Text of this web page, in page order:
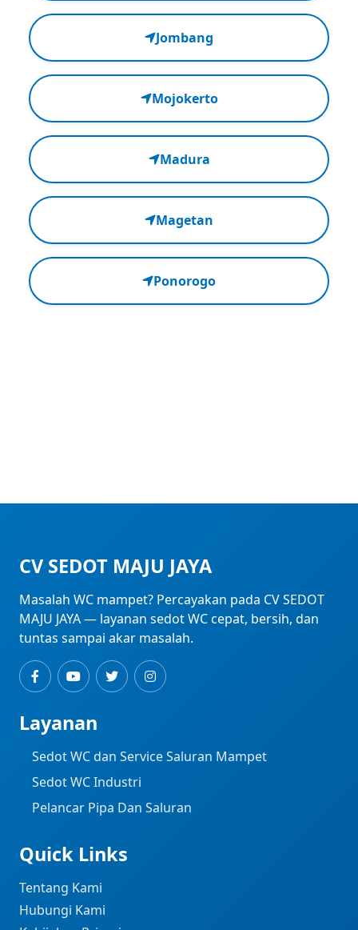
Jombang
Mojokerto
Madura
Magetan
Ponorogo
CV SEDOT MAJU JAYA
Masalah WC mampet? Percayakan pada CV SEDOT
MAJU JAYA — layanan sedot WC cepat, bersih, dan
tuntas sampai akar masalah.
Layanan
Sedot WC dan Service Saluran Mampet
Sedot WC Industri ​
Pelancar Pipa Dan Saluran
Quick Links
Tentang Kami
Hubungi Kami